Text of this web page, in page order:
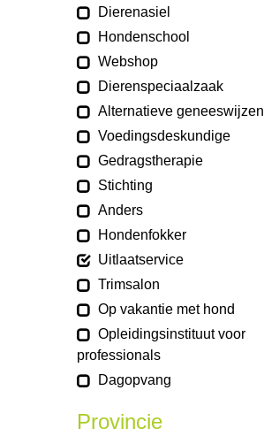
Dierenasiel
Hondenschool
Webshop
Dierenspeciaalzaak
Alternatieve geneeswijzen
Voedingsdeskundige
Gedragstherapie
Stichting
Anders
Hondenfokker
Uitlaatservice
Trimsalon
Op vakantie met hond
Opleidingsinstituut voor
professionals
Dagopvang
Provincie